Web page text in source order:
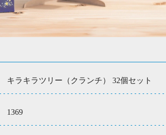
キラキラツリー（クランチ） 32個セット
1369